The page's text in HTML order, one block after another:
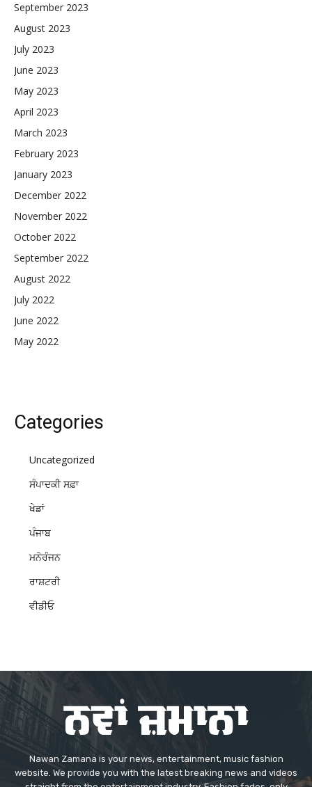
September 2023
August 2023
July 2023
June 2023
May 2023
April 2023
March 2023
February 2023
January 2023
December 2022
November 2022
October 2022
September 2022
August 2022
July 2022
June 2022
May 2022
Categories
Uncategorized
ਸੰਪਾਦਕੀ ਸਫ਼ਾ
ਖੇਡਾਂ
ਪੰਜਾਬ
ਮਨੋਰੰਜਨ
ਰਾਸ਼ਟਰੀ
ਵੀਡੀਓ
Nawan Zamana is your news, entertainment, music fashion
website. We provide you with the latest breaking news and videos